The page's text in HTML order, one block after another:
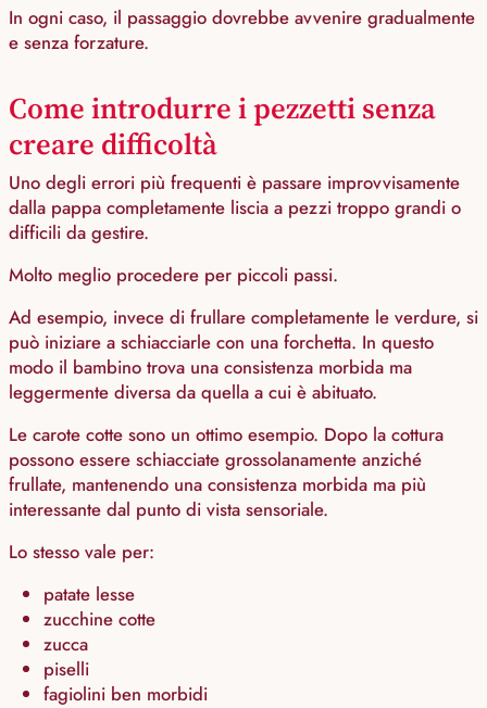
In ogni caso, il passaggio dovrebbe avvenire gradualmente
e senza forzature.
Come introdurre i pezzetti senza
creare difficoltà
Uno degli errori più frequenti è passare improvvisamente
dalla pappa completamente liscia a pezzi troppo grandi o
difficili da gestire.
Molto meglio procedere per piccoli passi.
Ad esempio, invece di frullare completamente le verdure, si
può iniziare a schiacciarle con una forchetta. In questo
modo il bambino trova una consistenza morbida ma
leggermente diversa da quella a cui è abituato.
Le carote cotte sono un ottimo esempio. Dopo la cottura
possono essere schiacciate grossolanamente anziché
frullate, mantenendo una consistenza morbida ma più
interessante dal punto di vista sensoriale.
Lo stesso vale per:
patate lesse
zucchine cotte
zucca
piselli
fagiolini ben morbidi